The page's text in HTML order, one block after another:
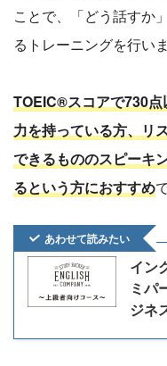
ことで、「どう話すか
るトレーニングを行いま
TOEIC®スコアで730
力を持っている方、リ
できるもののスピーキ
るという方におすすめ
あわせて読みたい
イン
ミパ
ジネ